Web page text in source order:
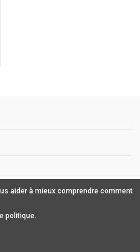
BORDEAUX
aider à mieux comprendre comment
politique.